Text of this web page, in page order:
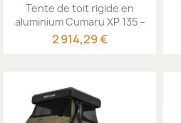
Tente de toit rigide en
aluminium Cumaru XP 135 –
All...
2 914,29 €